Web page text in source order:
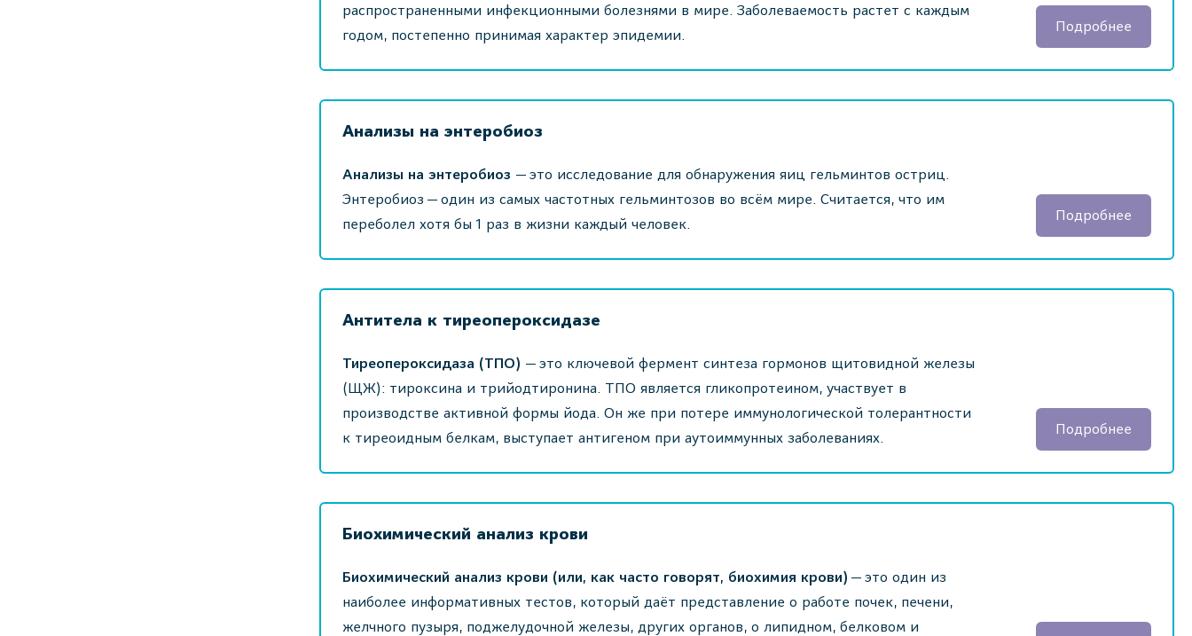
распространенными инфекционными болезнями в мире. Заболеваемость растет с каждым
годом, постепенно принимая характер эпидемии.
Подробнее
Анализы на энтеробиоз
Анализы на энтеробиоз — это исследование для обнаружения яиц гельминтов остриц.
Энтеробиоз — один из самых частотных гельминтозов во всём мире. Считается, что им
переболел хотя бы 1 раз в жизни каждый человек.
Подробнее
Антитела к тиреопероксидазе
Тиреопероксидаза (ТПО) — это ключевой фермент синтеза гормонов щитовидной железы
(ЩЖ): тироксина и трийодтиронина. ТПО является гликопротеином, участвует в
производстве активной формы йода. Он же при потере иммунологической толерантности
к тиреоидным белкам, выступает антигеном при аутоиммунных заболеваниях.
Подробнее
Биохимический анализ крови
Биохимический анализ крови (или, как часто говорят, биохимия крови) — это один из
наиболее информативных тестов, который даёт представление о работе почек, печени,
желчного пузыря, поджелудочной железы, других органов, о липидном, белковом и